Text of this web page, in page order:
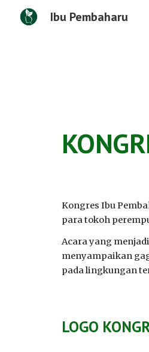
Ibu Pembaharu
Kongres Ibu
para tokoh
Acara yang menjadi
menyampaikan
pada lingkungan
LOGO